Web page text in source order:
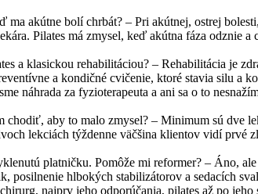
ma akútne bolí chrbát? – Pri akútnej, ostrej
Pilates má zmysel, keď akútna fáza odznie
a klasickou rehabilitáciou? – Rehabilitácia je
a kondičné cvičenie, ktoré stavia silu a
náhrada za fyzioterapeuta a ani sa o to
chodiť, aby to malo zmysel? – Minimum sú dve
lekciách týždenne väčšina klientov vidí prvé
platničku. Pomôže mi reformer? – Áno,
posilnenie hlbokých stabilizátorov a sedacích
najprv jeho odporúčania, pilates až po jeho